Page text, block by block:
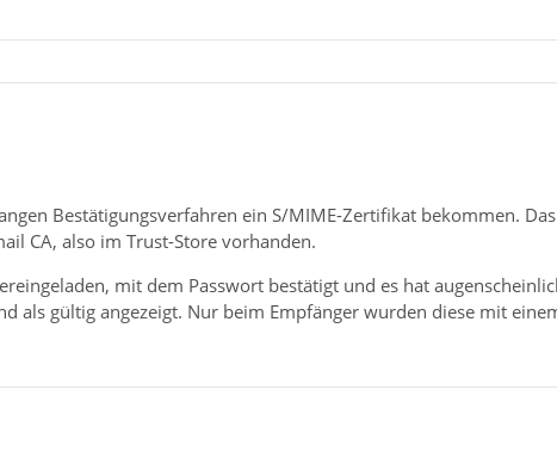
Bestätigungsverfahren ein S/MIME-Zertifikat bekommen.
CA, also im Trust-Store vorhanden.
mit dem Passwort bestätigt und es hat
als gültig angezeigt. Nur beim Empfänger wurden diese mit